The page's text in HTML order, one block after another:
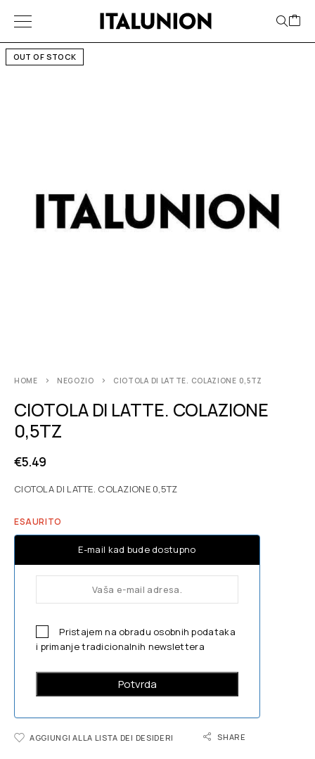
OUT OF STOCK
HOME NEGOZIO CIOTOLA DI LATTE. COLAZIONE 0,5TZ
CIOTOLA DI LATTE. COLAZIONE
0,5TZ
€5.49
CIOTOLA DI LATTE. COLAZIONE 0,5TZ
ESAURITO
E-mail kad bude dostupno
Pristajem na obradu osobnih podataka
i primanje tradicionalnih newslettera
AGGIUNGI ALLA LISTA DEI DESIDERI SHARE